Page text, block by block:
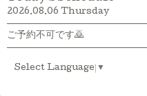
2026.08.06 Thursday
ご予約不可です🙇
Select Language ▼